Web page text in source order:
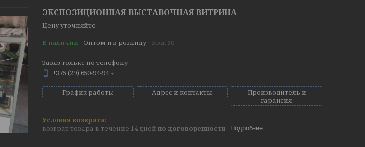
ЭКСПОЗИЦИОННАЯ ВЫСТАВОЧНАЯ ВИТРИНА
Цену уточняйте
В наличии
Оптом и в розницу Код: 30
Заказ только по телефону
+375 (29) 650-94-94
График работы Адрес и контакты
Производитель и
гарантия
возврат товара в течение 14 дней по договоренности Подробнее